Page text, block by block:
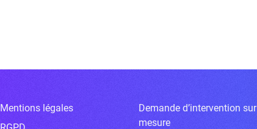
Mentions légales
Demande d’intervention sur
mesure